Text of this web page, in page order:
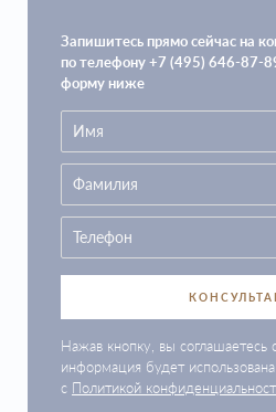
Запишитесь прямо сейчас на
по телефону +7 (495) 646-87-
форму ниже
Нажав кнопку, вы соглашаетесь
информация будет использована
с Политикой